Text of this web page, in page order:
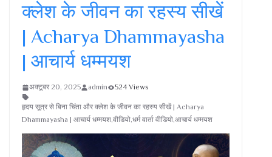
क्लेश के जीवन का रहस्य सीखें
| Acharya Dhammayasha
| आचार्य धम्मयश
अक्टूबर 20, 2025 admin 524 Views
हृदय सूत्र से बिना चिंता और क्लेश के जीवन का रहस्य सीखें | Acharya
Dhammayasha | आचार्य धम्मयश,वीडियो,धर्म वार्ता वीडियो,आचार्य धम्मयश